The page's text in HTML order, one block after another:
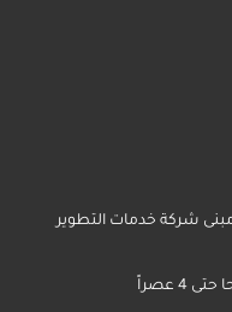
شركة خدمات التطوير